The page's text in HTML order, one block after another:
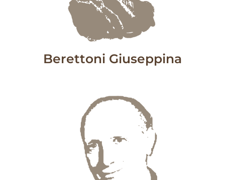
Berettoni Giuseppina